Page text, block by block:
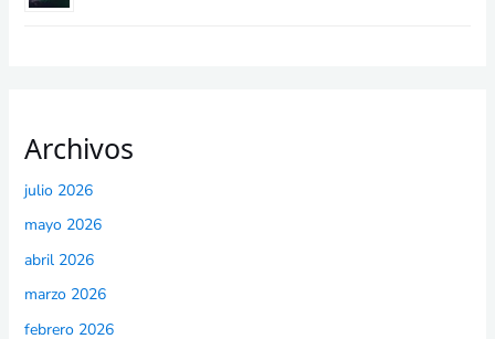
Archivos
julio 2026
mayo 2026
abril 2026
marzo 2026
febrero 2026